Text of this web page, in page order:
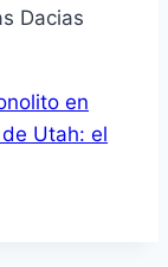
Dacias
en
Utah: el